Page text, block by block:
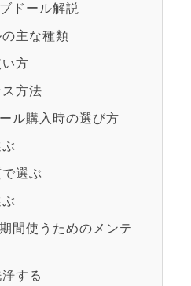
ドール解説
主な種類
方
方法
ル購入時の選び方
選ぶ
間使うためのメンテ
する